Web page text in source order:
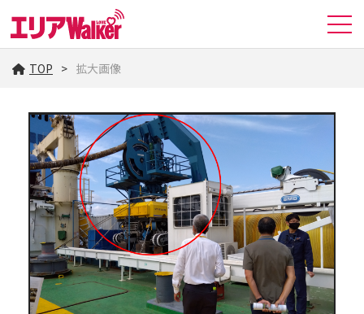
TOP 拡大画像